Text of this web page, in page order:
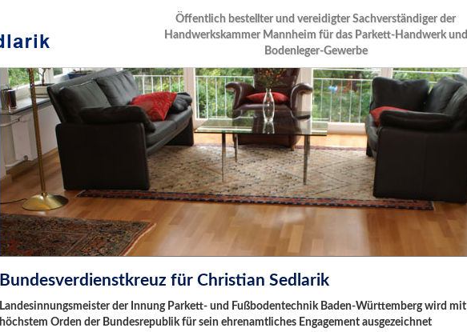
Öffentlich bestellter und vereidigter Sachverständiger der
Handwerkskammer Mannheim für das Parkett-Handwerk und
Bodenleger-Gewerbe
Bundesverdienstkreuz für Christian Sedlarik
Landesinnungsmeister der Innung Parkett- und Fußbodentechnik Baden-Württemberg wird mit
höchstem Orden der Bundesrepublik für sein ehrenamtliches Engagement ausgezeichnet